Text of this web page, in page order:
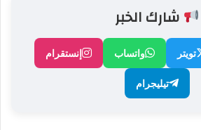
شارك الخبر
تويتر واتساب إنستقرام
تيليجرام